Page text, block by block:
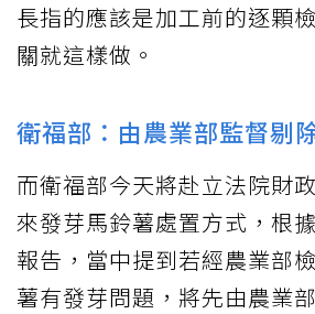
長指的應該是加工前的逐顆
關就這樣做。
衛福部：由農業部監督剔
而衛福部今天將赴立法院財
來發芽馬鈴薯處置方式，根
報告，當中提到若經農業部
薯有發芽問題，將先由農業